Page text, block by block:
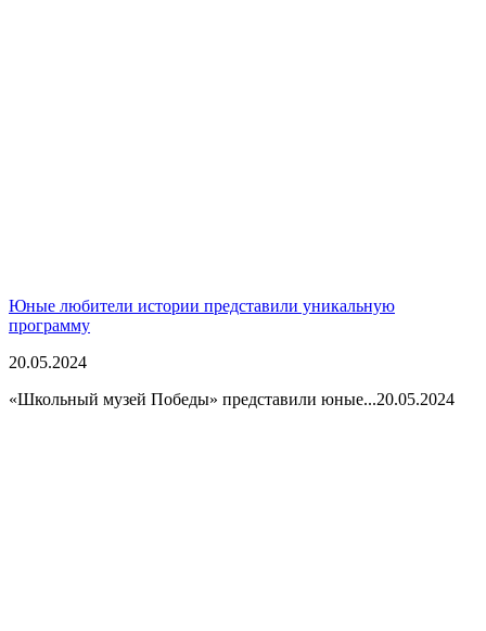
Юные любители истории представили уникальную
программу
20.05.2024
«Школьный музей Победы» представили юные...20.05.2024